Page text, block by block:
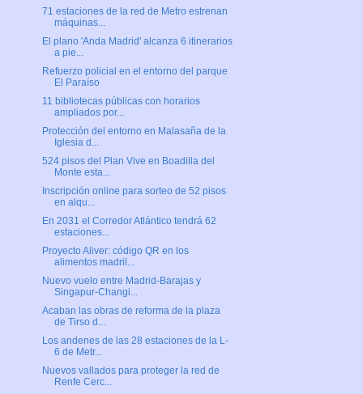
71 estaciones de la red de Metro estrenan
máquinas...
El plano 'Anda Madrid' alcanza 6 itinerarios
a pie...
Refuerzo policial en el entorno del parque
El Paraíso
11 bibliotecas públicas con horarios
ampliados por...
Protección del entorno en Malasaña de la
Iglesia d...
524 pisos del Plan Vive en Boadilla del
Monte esta...
Inscripción online para sorteo de 52 pisos
en alqu...
En 2031 el Corredor Atlántico tendrá 62
estaciones...
Proyecto Aliver: código QR en los
alimentos madril...
Nuevo vuelo entre Madrid-Barajas y
Singapur-Changi...
Acaban las obras de reforma de la plaza
de Tirso d...
Los andenes de las 28 estaciones de la L-
6 de Metr...
Nuevos vallados para proteger la red de
Renfe Cerc...